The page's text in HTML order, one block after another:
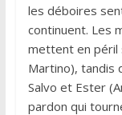
les déboires
continuent. Les
mettent en péril
Martino), tandis
Salvo et Ester
pardon qui